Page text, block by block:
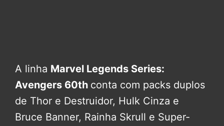
A linha Marvel Legends Series:
Avengers 60th conta com packs duplos
de Thor e Destruidor, Hulk Cinza e
Bruce Banner, Rainha Skrull e Super-